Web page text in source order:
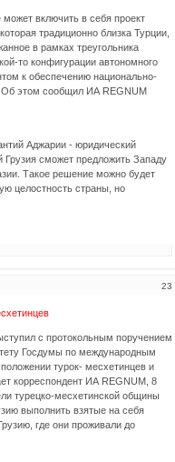
включить в себя проект
традиционно близка Турции,
в рамках треугольника
то конфигурации автономного
к обеспечению национально-
Об этом сообщил ИА REGNUM
Аджарии - юридический
Грузия сможет предложить Западу
Такое решение можно будет
целостность страны, но
23
с протокольным поручением
Госдумы по международным
турок- месхетинцев и
корреспондент ИА REGNUM, 8
турецко-месхетинской общины
выполнить взятые на себя
где они проживали до